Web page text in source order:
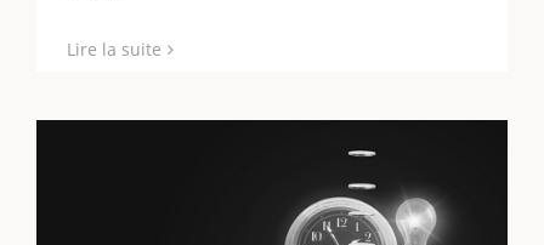
Lire la suite